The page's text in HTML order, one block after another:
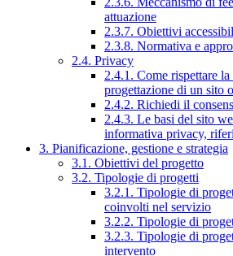
attuazione
2.3.7. Obiettivi
2.3.8. Normativa e
2.4. Privacy
2.4.1. Come rispettare
progettazione di un sito
2.4.2. Richiedi il
2.4.3. Le basi del sito
informativa privacy,
3. Pianificazione, gestione e strategia
3.1. Obiettivi del progetto
3.2. Tipologie di progetti
3.2.1. Tipologie di
coinvolti nel servizio
3.2.2. Tipologie di
3.2.3. Tipologie di
intervento